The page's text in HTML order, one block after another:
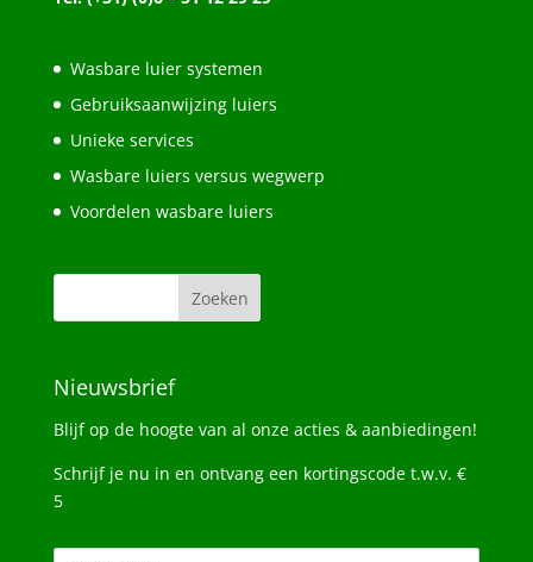
Wasbare luier systemen
Gebruiksaanwijzing luiers
Unieke services
Wasbare luiers versus wegwerp
Voordelen wasbare luiers
Nieuwsbrief
Blijf op de hoogte van al onze acties & aanbiedingen!
Schrijf je nu in en ontvang een kortingscode t.w.v. €
5